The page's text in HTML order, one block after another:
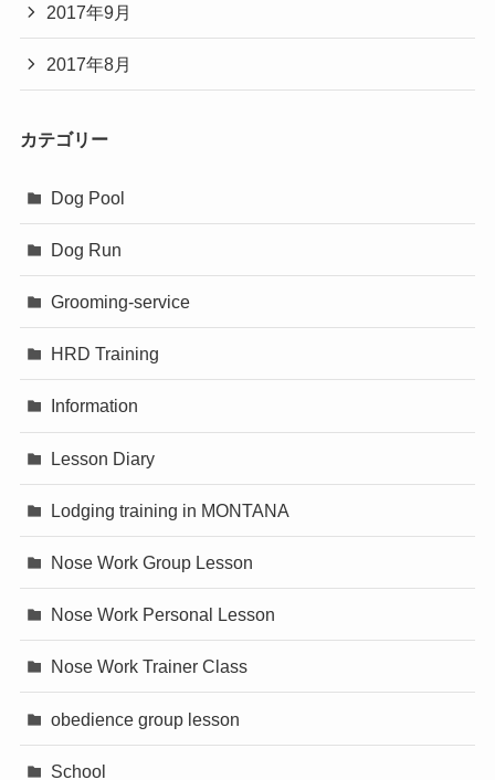
2017年9月
2017年8月
カテゴリー
Dog Pool
Dog Run
Grooming-service
HRD Training
Information
Lesson Diary
Lodging training in MONTANA
Nose Work Group Lesson
Nose Work Personal Lesson
Nose Work Trainer Class
obedience group lesson
School